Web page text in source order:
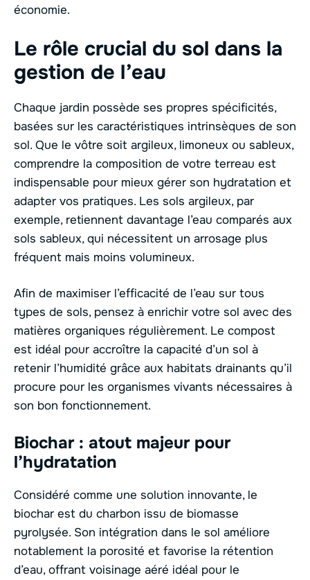
économie.
Le rôle crucial du sol dans la
gestion de l’eau
Chaque jardin possède ses propres spécificités,
basées sur les caractéristiques intrinsèques de son
sol. Que le vôtre soit argileux, limoneux ou sableux,
comprendre la composition de votre terreau est
indispensable pour mieux gérer son hydratation et
adapter vos pratiques. Les sols argileux, par
exemple, retiennent davantage l’eau comparés aux
sols sableux, qui nécessitent un arrosage plus
fréquent mais moins volumineux.
Afin de maximiser l’efficacité de l’eau sur tous
types de sols, pensez à enrichir votre sol avec des
matières organiques régulièrement. Le compost
est idéal pour accroître la capacité d’un sol à
retenir l’humidité grâce aux habitats drainants qu’il
procure pour les organismes vivants nécessaires à
son bon fonctionnement.
Biochar : atout majeur pour
l’hydratation
Considéré comme une solution innovante, le
biochar est du charbon issu de biomasse
pyrolysée. Son intégration dans le sol améliore
notablement la porosité et favorise la rétention
d’eau, offrant voisinage aéré idéal pour le